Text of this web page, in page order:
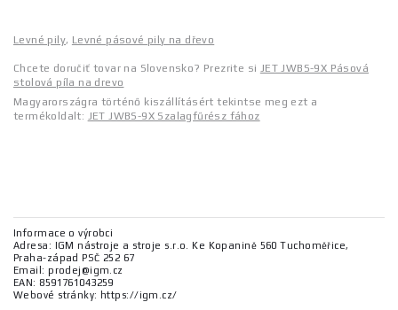
Levné pily, Levné pásové pily na dřevo
Chcete doručiť tovar na Slovensko? Prezrite si JET JWBS-9X Pásová
stolová píla na drevo
Magyarországra történő kiszállításért tekintse meg ezt a
termékoldalt: JET JWBS-9X Szalagfűrész fához
Informace o výrobci
Adresa: IGM nástroje a stroje s.r.o. Ke Kopanině 560 Tuchoměřice,
Praha-západ PSČ 252 67
Email: prodej@igm.cz
EAN: 8591761043259
Webové stránky: https://igm.cz/